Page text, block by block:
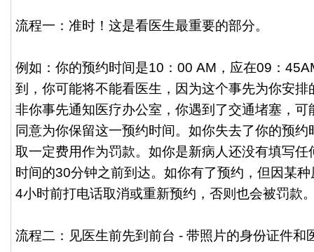
流程一：准时！这是看医生最重要的部分。
例如：你的预约时间是10：00 AM，应在09：
到，你可能将不能看医生，因为这个事先为你安排
非你事先通知医疗办公室，你遇到了交通堵塞，可
同意为你保留这一预约时间。如你失去了你的预
取一定费用作为罚款。如你是新病人还没有填写任
时间的30分钟之前到达。如你有了预约，但因某
4小时前打电话取消或重新预约，否则也会被罚款
流程二：见医生前先到前台 - 带照片的身份证件和